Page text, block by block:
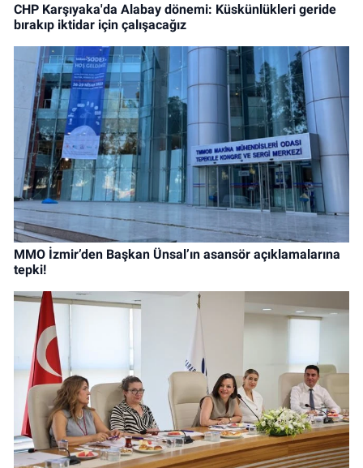
CHP Karşıyaka'da Alabay dönemi: Küskünlükleri geride
bırakıp iktidar için çalışacağız
MMO İzmir’den Başkan Ünsal’ın asansör açıklamalarına
tepki!